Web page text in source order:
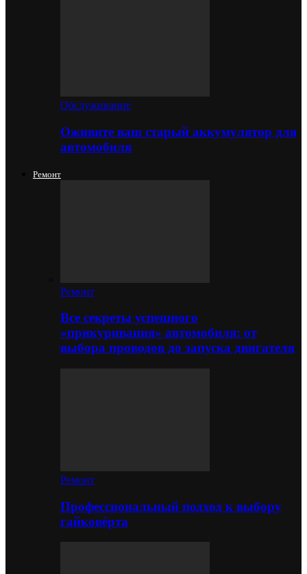
Обслуживание
Оживите ваш старый аккумулятор для
автомобиля
Ремонт
Ремонт
Все секреты успешного
«прикуривания» автомобиля: от
выбора проводов до запуска двигателя
Ремонт
Профессиональный подход к выбору
гайковёрта